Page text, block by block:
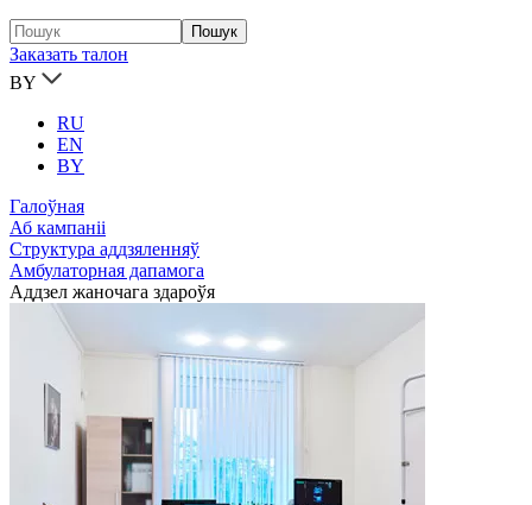
Заказать талон
BY
RU
EN
BY
Галоўная
Аб кампаніі
Структура аддзяленняў
Амбулаторная дапамога
Аддзел жаночага здароўя